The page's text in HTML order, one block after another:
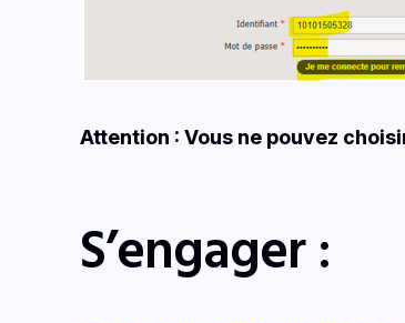
Attention : Vous ne pouvez
S’engager :